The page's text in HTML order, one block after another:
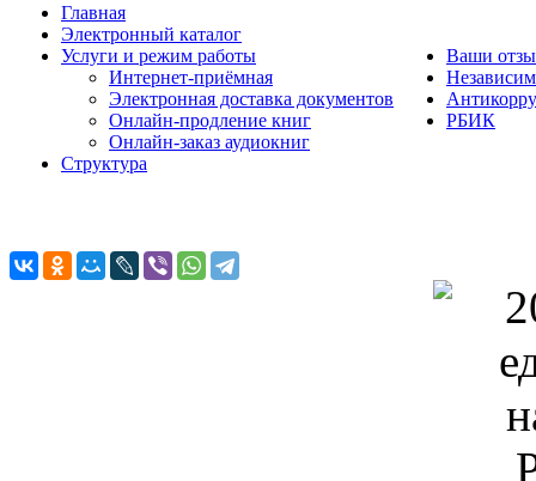
Главная
Электронный каталог
Услуги и режим работы
Интернет-приёмная
Электронная доставка документов
Онлайн-продление книг
Онлайн-заказ аудиокниг
Структура
Ваши
РБИК